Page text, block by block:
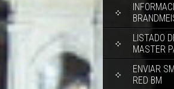
LISTADO
MASTER
ENVIAR
RED BM